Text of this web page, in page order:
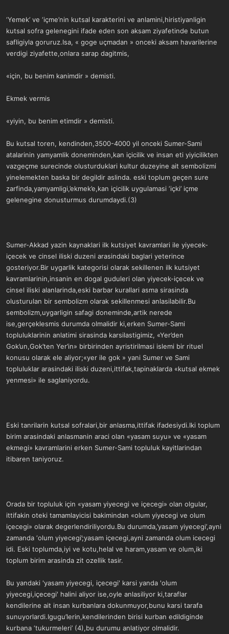
‘Yemek’ ve ‘içme’nin kutsal karakterini ve anlamini,hiristiyanligin
kutsal sofra gelenegini ifade eden son aksam ziyafetinde butun
safligiyla goruruz.Isa, « goge uçmadan » onceki aksam havarilerine
verdigi ziyafette,onlara sarap dagitmis,
«için, bu benim kanimdir » demisti.
Ekmek vermis
«yiyin, bu benim etimdir » demisti.
Bu kutsal toren, kendinden,3500-4000 yil onceki Sumer-Sami
atalarinin yamyamlik doneminden,kan içicilik ve insan eti yiyicilikten
vazgeçme surecinde olusturduklari kultur duzeyine ait sembolizmi
yinelemekten baska bir degildir aslinda. eski toplum geçen sure
zarfinda,yamyamligi,’ekmek’e,kan içicilik uygulamasi ‘içki’ içme
gelenegine donusturmus durumdaydi.(3)
Sumer-Akkad yazin kaynaklari ilk kutsiyet kavramlari ile yiyecek-
içecek ve cinsel iliski duzeni arasindaki baglari yeterince
gosteriyor.Bir uygarlik kategorisi olarak sekillenen ilk kutsiyet
kavramlarinin,insanin en dogal guduleri olan yiyecek-içecek ve
cinsel iliski alanlarinda,eski barbar kurallari asma sirasinda
olusturulan bir sembolizm olarak sekillenmesi anlasilabilir.Bu
sembolizm,uygarligin safagi doneminde,artik nerede
ise,gerçeklesmis durumda olmalidir ki,erken Sumer-Sami
topluluklarinin anlatimi sirasinda karsilastigimiz, «Yer’den
Gok’un,Gok’ten Yer’in» birbirinden ayristirilmasi islemi bir rituel
konusu olarak ele aliyor;«yer ile gok » yani Sumer ve Sami
topluluklar arasindaki iliski duzeni,ittifak,tapinaklarda «kutsal ekmek
yenmesi» ile saglaniyordu.
Eski tanrilarin kutsal sofralari,bir anlasma,ittifak ifadesiydi.Iki toplum
birim arasindaki anlasmanin araci olan «yasam suyu» ve «yasam
ekmegi» kavramlarini erken Sumer-Sami topluluk kayitlarindan
itibaren taniyoruz.
Orada bir topluluk için «yasam yiyecegi ve içecegi» olan olgular,
ittifakin oteki tamamlayicisi bakimindan «olum yiyecegi ve olum
içecegi» olarak degerlendiriliyordu.Bu durumda,’yasam yiyecegi’,ayni
zamanda ‘olum yiyecegi’;yasam içecegi,ayni zamanda olum icecegi
idi. Eski toplumda,iyi ve kotu,helal ve haram,yasam ve olum,iki
toplum birim arasinda zit ozellik tasir.
Bu yandaki 'yasam yiyecegi, içecegi' karsi yanda 'olum
yiyecegi,içecegi' halini aliyor ise,oyle anlasiliyor ki,taraflar
kendilerine ait insan kurbanlara dokunmuyor,bunu karsi tarafa
sunuyorlardi.Igugu’lerin,kendilerinden birisi kurban edildiginde
kurbana ‘tukurmeleri’ (4),bu durumu anlatiyor olmalidir.